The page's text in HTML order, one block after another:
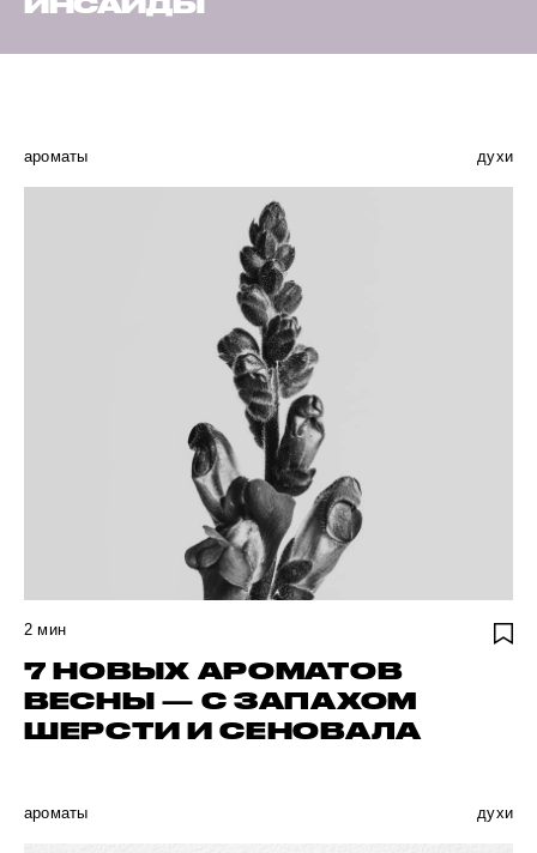
ароматы духи
2 мин
7 НОВЫХ АРОМАТОВ
ВЕСНЫ — С ЗАПАХОМ
ШЕРСТИ И СЕНОВАЛА
ароматы духи